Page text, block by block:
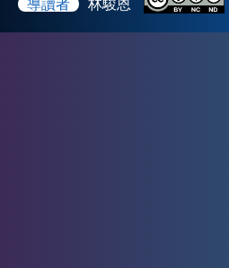
導讀者
林駿恩